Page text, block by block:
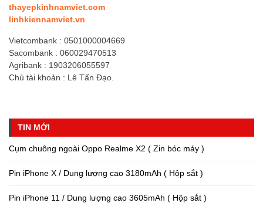
thayepkinhnamviet.com
linhkiennamviet.vn
Vietcombank : 0501000004669
Sacombank : 060029470513
Agribank : 1903206055597
Chủ tài khoản : Lê Tấn Đạo.
TIN MỚI
Cụm chuông ngoài Oppo Realme X2 ( Zin bóc máy )
Pin iPhone X / Dung lượng cao 3180mAh ( Hộp sắt )
Pin iPhone 11 / Dung lượng cao 3605mAh ( Hộp sắt )